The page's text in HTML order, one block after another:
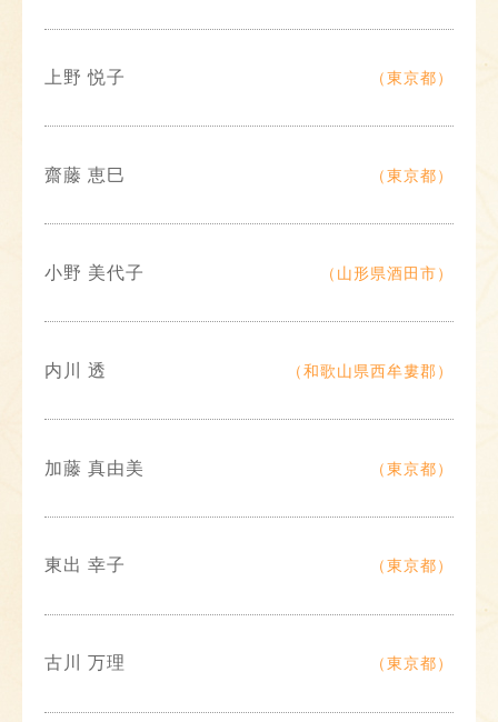
上野 悦子 （東京都）
齋藤 恵巳 （東京都）
小野 美代子 （山形県酒田市）
内川 透 （和歌山県西牟婁郡）
加藤 真由美 （東京都）
東出 幸子 （東京都）
古川 万理 （東京都）